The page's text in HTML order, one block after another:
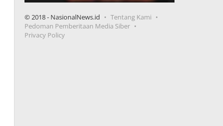
© 2018 - NasionalNews.id
Tentang Kami
Pedoman Pemberitaan Media Siber
Privacy Policy